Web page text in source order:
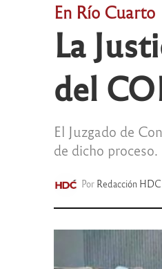
En Río Cuarto
La
del
El Juzgado de
de dicho proceso.
Por Redacción HDC